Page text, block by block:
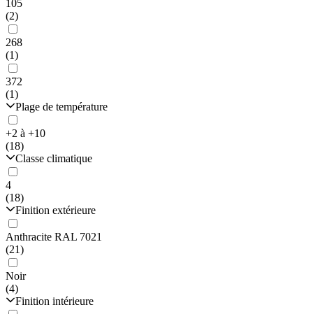
105
(2)
268
(1)
372
(1)
Plage de température
+2 à +10
(18)
Classe climatique
4
(18)
Finition extérieure
Anthracite RAL 7021
(21)
Noir
(4)
Finition intérieure